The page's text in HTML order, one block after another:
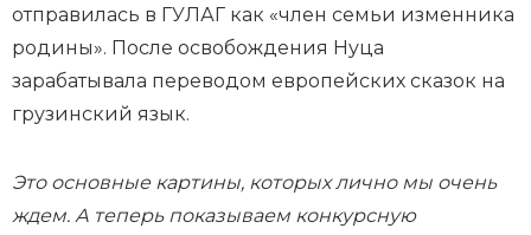
отправилась в ГУЛАГ как «член семьи изменника
родины». После освобождения Нуца
зарабатывала переводом европейских сказок на
грузинский язык.
Это основные картины, которых лично мы очень
ждем. А теперь показываем конкурсную